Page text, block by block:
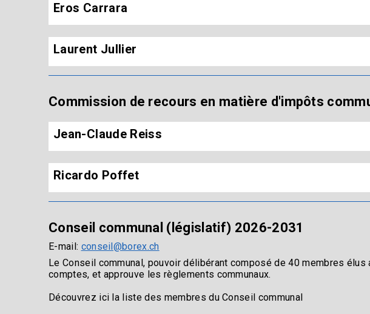
Eros Carrara
Laurent Jullier
Commission de recours en matière d'impôts
Jean-Claude Reiss
Ricardo Poffet
Conseil communal (législatif) 2026-2031
E-mail: conseil@borex.ch
Le Conseil communal, pouvoir délibérant composé de 40 membres
comptes, et approuve les règlements communaux.
Découvrez ici la liste des membres du Conseil communal